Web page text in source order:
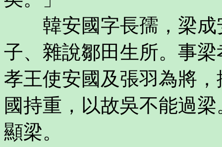
韓安國字長孺，梁成
子、雜說鄒田生所。事
孝王使安國及張羽為將
國持重，以故吳不能過
顯梁。